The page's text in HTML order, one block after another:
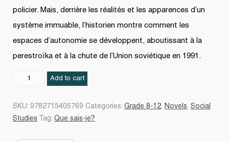
policier. Mais, derrière les réalités et les apparences d’un
système immuable, l’historien montre comment les
espaces d’autonomie se développent, aboutissant à la
perestroïka et à la chute de l’Union soviétique en 1991.
Histoire
Add to cart
SKU: 9782715405769 Categories: Grade 8-12, Novels, Social
Studies
Tag: Que sais-je?